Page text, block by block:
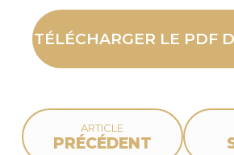
TÉLÉCHARGER LE PDF
ARTICLE
PRÉCÉDENT